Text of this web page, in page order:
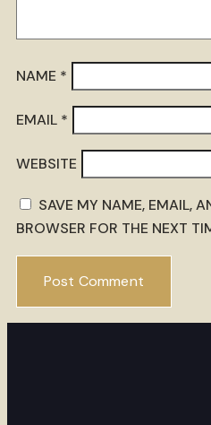
NAME *
EMAIL *
WEBSITE
SAVE MY NAME, EMAIL,
BROWSER FOR THE NEXT